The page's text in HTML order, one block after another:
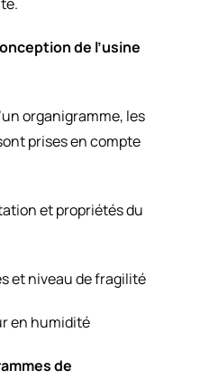
de l’usine
organigramme, les
prises en compte
et propriétés du
et niveau de fragilité
en humidité
de